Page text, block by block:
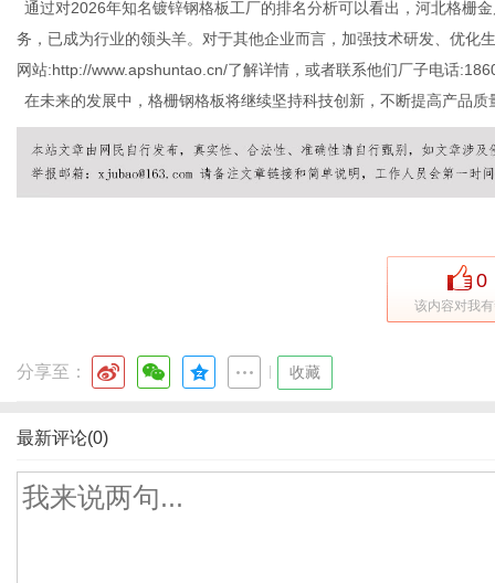
通过对2026年知名镀锌钢格板工厂的排名分析可以看出，河北格栅
务，已成为行业的领头羊。对于其他企业而言，加强技术研发、优化
网站:http://www.apshuntao.cn/了解详情，或者联系他们厂子电话
在未来的发展中，格栅钢格板将继续坚持科技创新，不断提高产品
0
该内容对我
分享至： 收藏
最新评论(0)